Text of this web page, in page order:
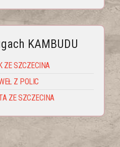
KAMBUDU
ZE SZCZECINA
Z POLIC
ZE SZCZECINA